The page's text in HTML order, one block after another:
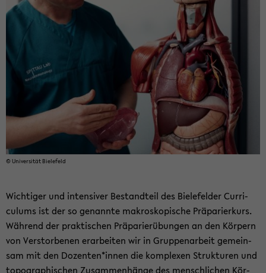
© Uni­ver­si­tät Bie­le­feld
Wich­ti­ger und in­ten­si­ver Be­stand­teil des Bie­le­fel­der Cur­ri­
cu­l­ums ist der so ge­nann­te ma­kro­sko­pi­sche Prä­pa­rier­kurs.
Wäh­rend der prak­ti­schen Prä­pa­rier­übun­gen an den Kör­pern
von Ver­stor­be­nen er­ar­bei­ten wir in Grup­pen­ar­beit ge­mein­
sam mit den Do­zen­ten*innen die kom­ple­xen Struk­tu­ren und
to­po­gra­phi­schen Zu­sam­men­hän­ge des mensch­li­chen Kör­